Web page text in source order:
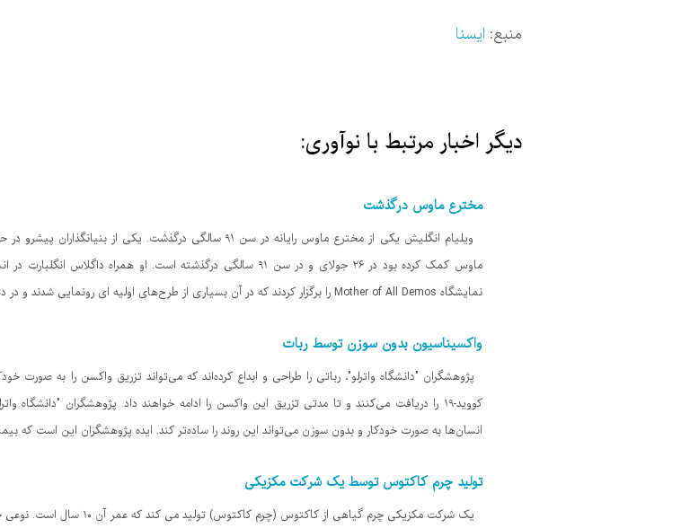
منبع: ایسنا
دیگر اخبار مرتبط با نوآوری:
مخترع ماوس درگذشت
ویلیام انگلیش یکی از مخترع ماوس رایانه در سن ۹۱ سالگی
نمایشگاه Mother of All Demos را برگزار کردند که در آن بسیاری از طرح‌های اولیه ای رونمایی شدند و در دهه‌های
واکسیناسیون بدون سوزن توسط ربات
پژوهشگران "دانشگاه واترلو"، رباتی را طراحی و ابداع کرده‌اند که می‌تواند تزریق واکسن را به صورت
انسان‌ها به صورت خودکار و بدون سوزن می‌تواند این روند را ساده‌تر کند. ایده پژوهشگران این است که
تولید چرم کاکتوس توسط یک شرکت مکزیکی